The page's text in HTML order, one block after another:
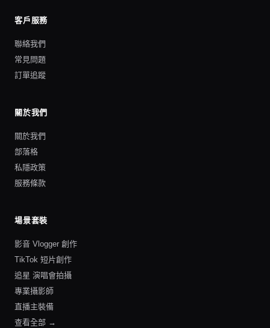
客戶服務
聯絡我們
常見問題
訂單追蹤
關於我們
關於我們
部落格
私隱政策
服務條款
場景套裝
影音 Vlogger 創作
TikTok 短片創作
追星 演唱會拍攝
專業攝影師
直播主裝備
查看全部 →